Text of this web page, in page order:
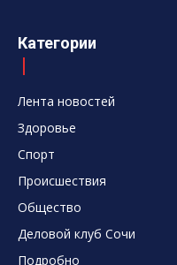
Категории
Лента новостей
Здоровье
Спорт
Происшествия
Общество
Деловой клуб Сочи
Подробно